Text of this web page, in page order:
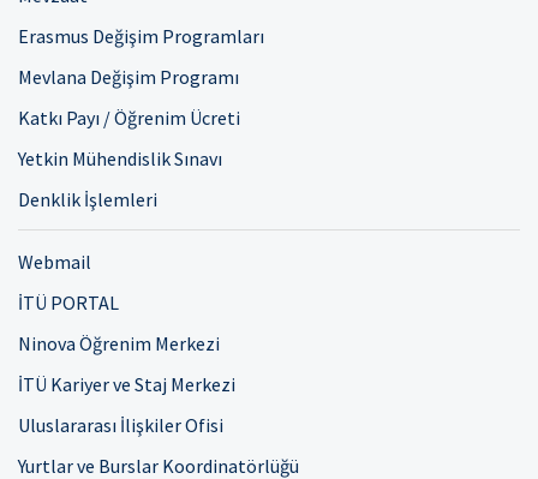
Erasmus Değişim Programları
Mevlana Değişim Programı
Katkı Payı / Öğrenim Ücreti
Yetkin Mühendislik Sınavı
Denklik İşlemleri
Webmail
İTÜ PORTAL
Ninova Öğrenim Merkezi
İTÜ Kariyer ve Staj Merkezi
Uluslararası İlişkiler Ofisi
Yurtlar ve Burslar Koordinatörlüğü